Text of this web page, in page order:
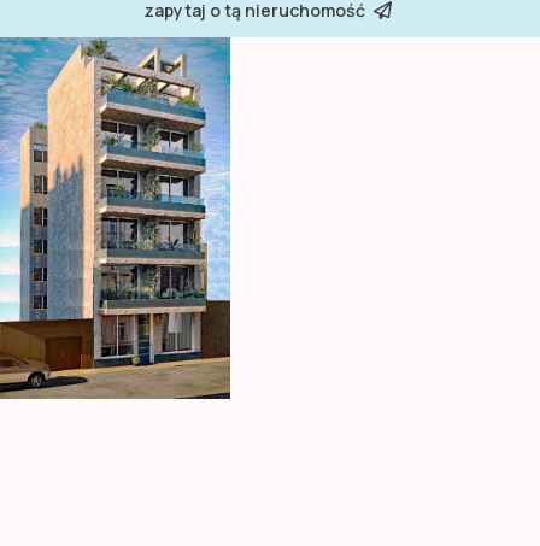
zapytaj o tą nieruchomość